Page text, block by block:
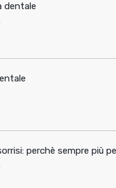
dentale
perchè sempre più